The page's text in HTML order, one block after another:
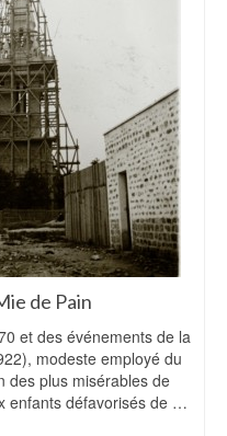
de Pain
et des événements de la
modeste employé du
des plus misérables de
enfants défavorisés de …